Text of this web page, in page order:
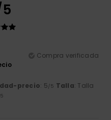
Compra verificada
precio: 5/5 Talla: Talla